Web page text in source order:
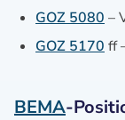
GOZ 5080 –
GOZ 5170 ff
BEMA-